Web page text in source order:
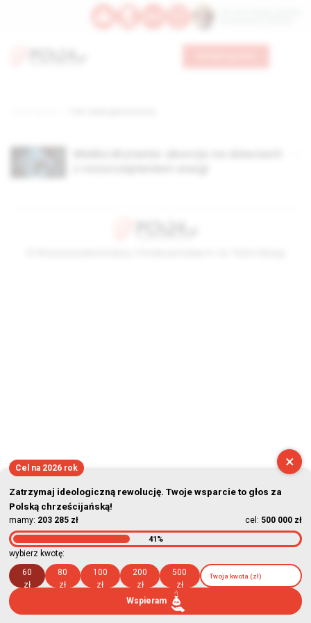
×
Cel na 2026 rok
Zatrzymaj ideologiczną rewolucję. Twoje wsparcie to głos za
Polską chrześcijańską!
mamy: 203 285 zł cel: 500 000 zł
41%
wybierz kwotę:
60
zł
80
zł
100
zł
200
zł
500
zł
Wspieram